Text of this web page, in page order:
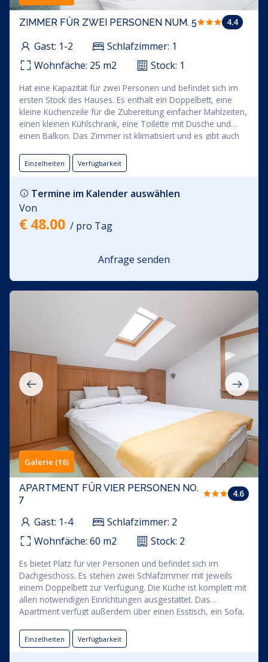
ZIMMER FÜR ZWEI PERSONEN NUM. 5 4.4
Gast: 1-2 Schlafzimmer: 1
Wohnfäche: 25 m2 Stock: 1
Hat eine Kapazität für zwei Personen und befindet sich im
ersten Stock des Hauses. Es enthält ein Doppelbett, eine
kleine Küchenzeile für die Zubereitung einfacher Mahlzeiten,
einen kleinen Kühlschrank, eine Toilette mit Dusche und
einen Balkon. Das Zimmer ist klimatisiert und es gibt auch
beinhaltet die Nutzung von: Bettwäsche, Handtücher, WLAN
und bewachter Parkplatz innerhalb der Anlage.
Einzelheiten Verfügbarkeit
Termine im Kalender auswählen
Von
€ 48.00 / pro Tag
Anfrage senden
Galerie (16)
APARTMENT FÜR VIER PERSONEN NO.
7
4.6
Gast: 1-4 Schlafzimmer: 2
Wohnfäche: 60 m2 Stock: 2
Es bietet Platz für vier Personen und befindet sich im
Dachgeschoss. Es stehen zwei Schlafzimmer mit jeweils
einem Doppelbett zur Verfügung. Die Küche ist komplett mit
allen notwendigen Einrichtungen ausgestattet. Das
Apartment verfügt außerdem über einen Esstisch, ein Sofa,
aus hat man Zugang zur Terrasse. Die Wohnung ist
klimatisiert. Im Apartmentmietpreis ist die Nutzung von
Einzelheiten Verfügbarkeit